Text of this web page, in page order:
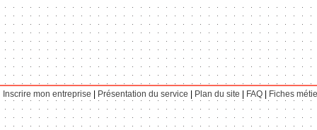
Inscrire mon entreprise Présentation du service Plan du site FAQ Fiches